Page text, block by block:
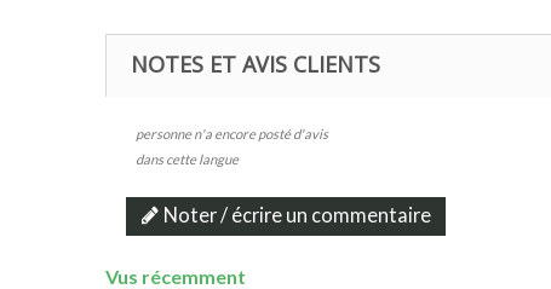
NOTES ET AVIS CLIENTS
personne n'a encore posté d'avis
dans cette langue
Noter / écrire un commentaire
Vus récemment